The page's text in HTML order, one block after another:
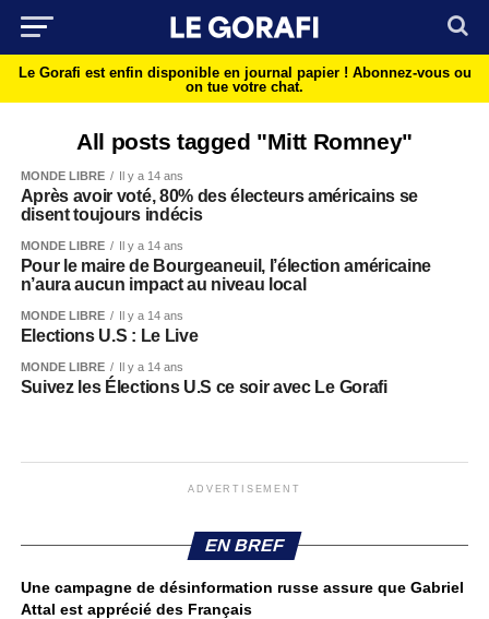
Le Gorafi est enfin disponible en journal papier ! Abonnez-vous ou
on tue votre chat.
All posts tagged "Mitt Romney"
MONDE LIBRE Il y a 14 ans
Après avoir voté, 80% des électeurs américains se
disent toujours indécis
MONDE LIBRE Il y a 14 ans
Pour le maire de Bourgeaneuil, l’élection américaine
n’aura aucun impact au niveau local
MONDE LIBRE Il y a 14 ans
Elections U.S : Le Live
MONDE LIBRE Il y a 14 ans
Suivez les Élections U.S ce soir avec Le Gorafi
ADVERTISEMENT
EN BREF
Une campagne de désinformation russe assure que Gabriel
Attal est apprécié des Français